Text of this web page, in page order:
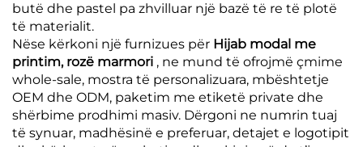
butë dhe pastel pa zhvilluar një bazë të re të plotë
të materialit.
Nëse kërkoni një furnizues për Hijab modal me
printim, rozë marmori , ne mund të ofrojmë çmime
whole-sale, mostra të personalizuara, mbështetje
OEM dhe ODM, paketim me etiketë private dhe
shërbime prodhimi masiv. Dërgoni ne numrin tuaj
të synuar, madhësinë e preferuar, detajet e logotipit